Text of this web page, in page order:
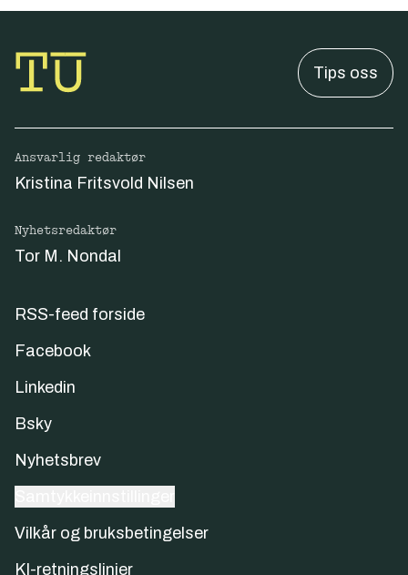
Tips oss
Ansvarlig redaktør
Kristina Fritsvold Nilsen
Nyhetsredaktør
Tor M. Nondal
RSS-feed forside
Facebook
Linkedin
Bsky
Nyhetsbrev
Vilkår og bruksbetingelser
KI-retningslinjer